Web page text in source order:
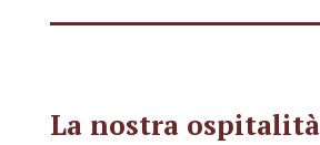
La nostra ospitalità